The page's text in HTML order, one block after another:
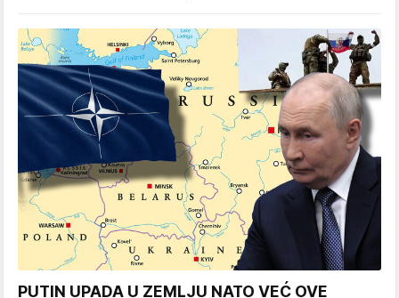
PUTIN UPADA U ZEMLJU NATO VEĆ OVE